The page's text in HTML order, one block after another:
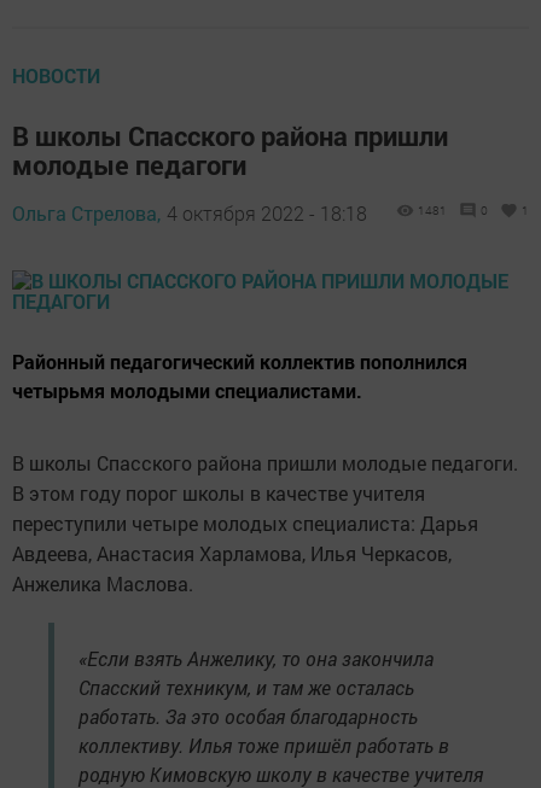
НОВОСТИ
В школы Спасского района пришли
молодые педагоги
Ольга Стрелова, 4 октября 2022 - 18:18 1481 0 1
Районный педагогический коллектив пополнился
четырьмя молодыми специалистами.
В школы Спасского района пришли молодые педагоги.
В этом году порог школы в качестве учителя
переступили четыре молодых специалиста: Дарья
Авдеева, Анастасия Харламова, Илья Черкасов,
Анжелика Маслова.
«Если взять Анжелику, то она закончила
Спасский техникум, и там же осталась
работать. За это особая благодарность
коллективу. Илья тоже пришёл работать в
родную Кимовскую школу в качестве учителя